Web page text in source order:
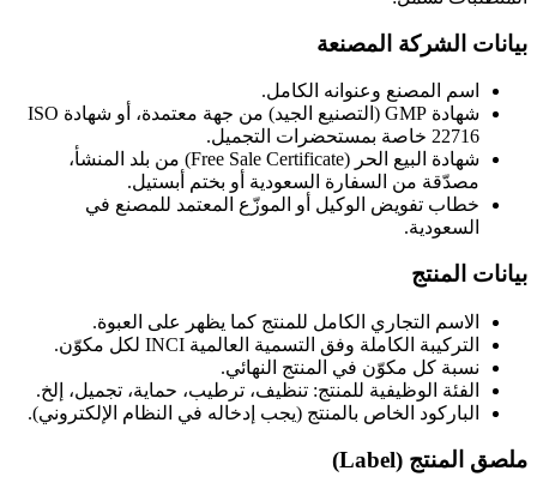
بيانات الشركة المصنعة
اسم المصنع وعنوانه الكامل.
شهادة GMP (التصنيع الجيد) من جهة معتمدة، أو شهادة ISO
22716 خاصة بمستحضرات التجميل.
شهادة البيع الحر (Free Sale Certificate) من بلد المنشأ،
مصدّقة من السفارة السعودية أو بختم أبستيل.
خطاب تفويض الوكيل أو الموزّع المعتمد للمصنع في
السعودية.
بيانات المنتج
الاسم التجاري الكامل للمنتج كما يظهر على العبوة.
التركيبة الكاملة وفق التسمية العالمية INCI لكل مكوّن.
نسبة كل مكوّن في المنتج النهائي.
الفئة الوظيفية للمنتج: تنظيف، ترطيب، حماية، تجميل، إلخ.
الباركود الخاص بالمنتج (يجب إدخاله في النظام الإلكتروني).
ملصق المنتج (Label)